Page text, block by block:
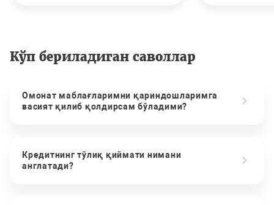
Кўп бериладиган саволлар
Омонат маблағларимни қариндошларимга
васият қилиб қолдирсам бўладими?
Кредитнинг тўлиқ қиймати нимани
англатади?